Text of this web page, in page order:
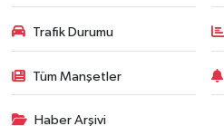
Trafik Durumu
Tüm Manşetler
Haber Arşivi